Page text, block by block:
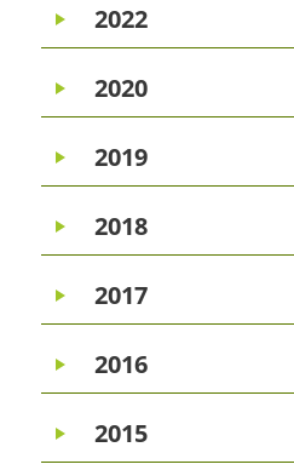
2022
2020
2019
2018
2017
2016
2015